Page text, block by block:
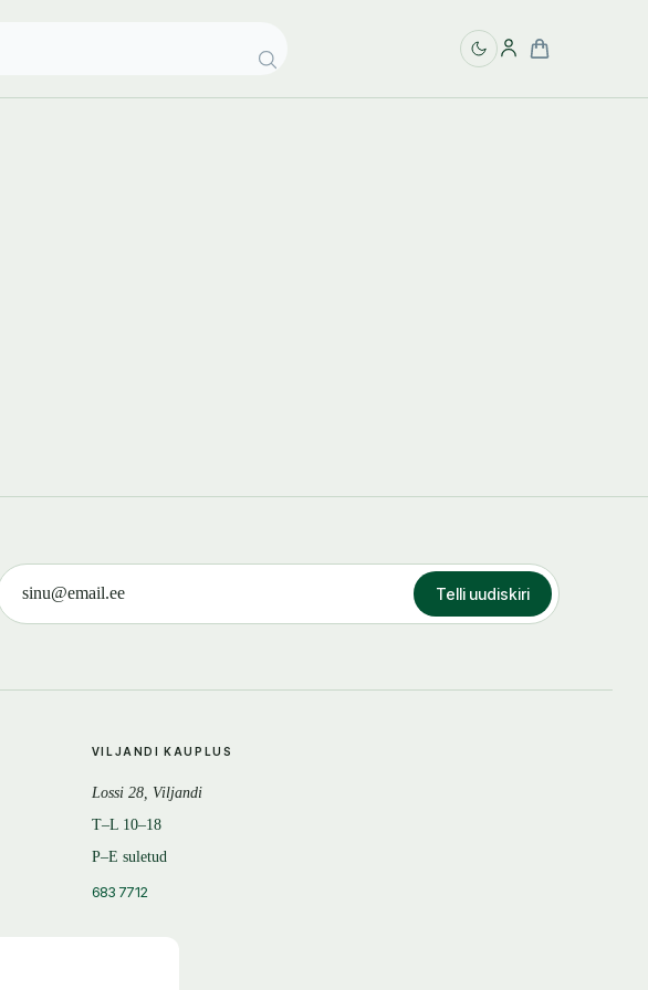
Telli uudiskiri
VILJANDI KAUPLUS
Lossi 28, Viljandi
T–L 10–18
P–E suletud
683 7712